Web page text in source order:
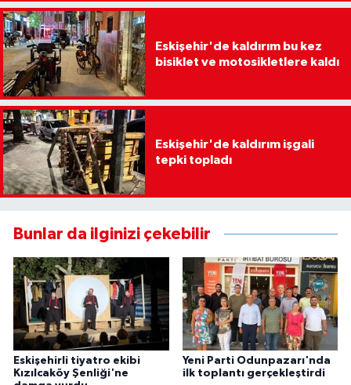
Eskişehir'de kaldırım bu kez
bisiklet ve motosikletlere kaldı
Eskişehir'de kaldırım işgali
tepki topladı
Bunlar da ilginizi çekebilir
Eskişehirli tiyatro ekibi
Kızılcaköy Şenliği'ne
Yeni Parti Odunpazarı'nda
ilk toplantı gerçekleştirdi